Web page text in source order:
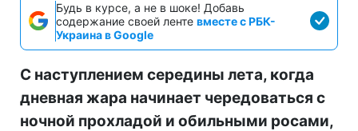
Будь в курсе, а не в шоке! Добавь
содержание своей ленте вместе с РБК-
Украина в Google
С наступлением середины лета, когда
дневная жара начинает чередоваться с
ночной прохладой и обильными росами,